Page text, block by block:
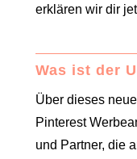
erklären wir dir
Was ist der
Über dieses
Pinterest
und Partner, die